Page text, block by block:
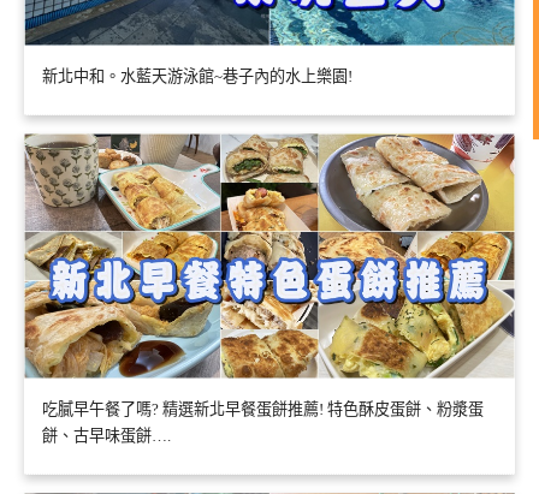
新北中和。水藍天游泳館~巷子內的水上樂園!
吃膩早午餐了嗎? 精選新北早餐蛋餅推薦! 特色酥皮蛋餅、粉漿蛋
餅、古早味蛋餅….